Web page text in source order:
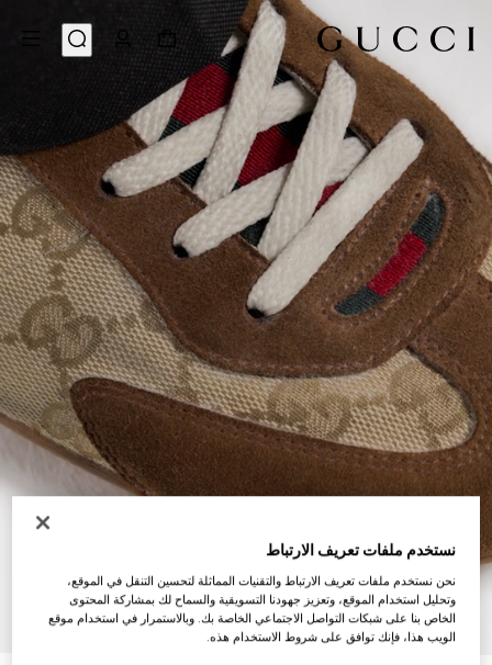
/
8
نستخدم ملفات تعريف الارتباط
نحن نستخدم ملفات تعريف الارتباط والتقنيات المماثلة لتحسين التنقل في الموقع،
وتحليل استخدام الموقع، وتعزيز جهودنا التسويقية والسماح لك بمشاركة المحتوى
الخاص بنا على شبكات التواصل الاجتماعي الخاصة بك. وبالاستمرار في استخدام موقع
الويب هذا، فإنك توافق على شروط الاستخدام هذه.